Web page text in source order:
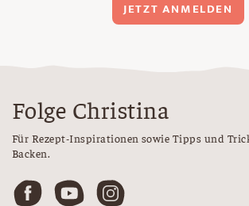
JETZT ANMELDEN
Folge Christina
Für Rezept-Inspirationen sowie Tipps und
Backen.